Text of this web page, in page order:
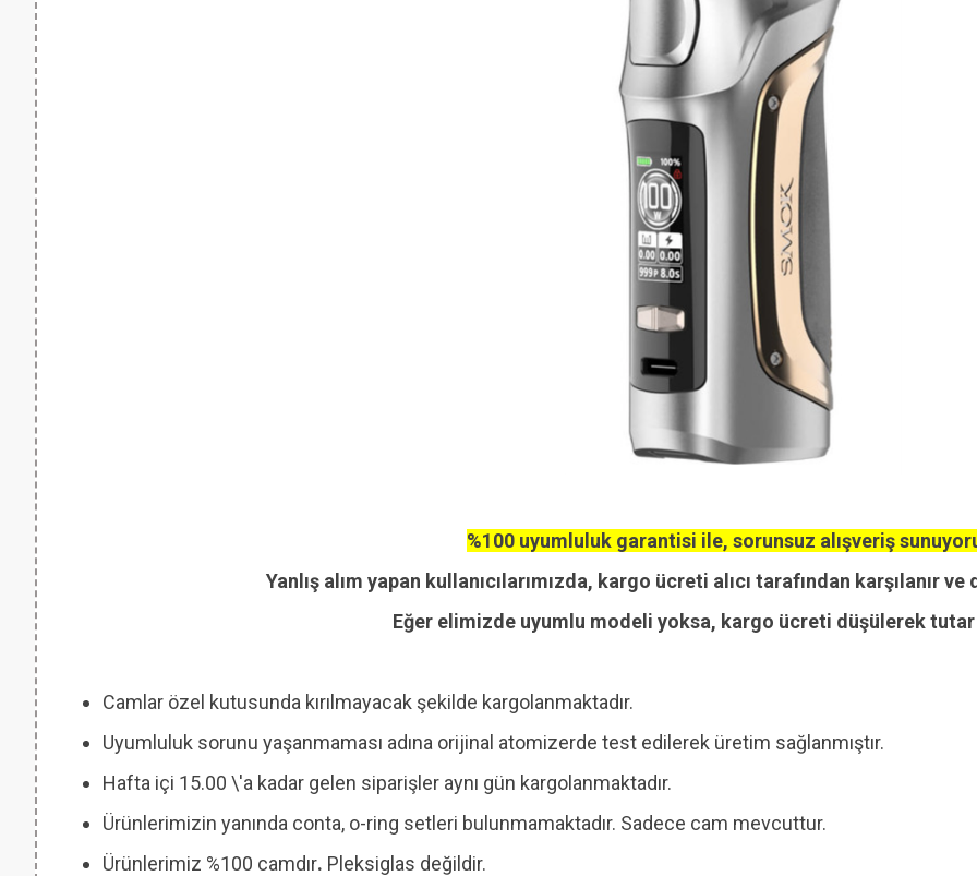
%100 uyumluluk garantisi ile, sorunsuz alışveriş
Yanlış alım yapan kullanıcılarımızda, kargo ücreti alıcı tarafından karşılanır
Eğer elimizde uyumlu modeli yoksa, kargo ücreti düşülerek
Camlar özel kutusunda kırılmayacak şekilde kargolanmaktadır.
Uyumluluk sorunu yaşanmaması adına orijinal atomizerde test edilerek üretim sağlanmıştır.
Hafta içi 15.00 \'a kadar gelen siparişler aynı gün kargolanmaktadır.
Ürünlerimizin yanında conta, o-ring setleri bulunmamaktadır. Sadece cam mevcuttur.
Ürünlerimiz %100 camdır. Pleksiglas değildir.